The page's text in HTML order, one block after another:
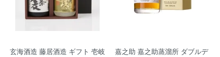
玄海酒造 藤居酒造 ギフト 壱岐
嘉之助 嘉之助蒸溜所 ダブルデ